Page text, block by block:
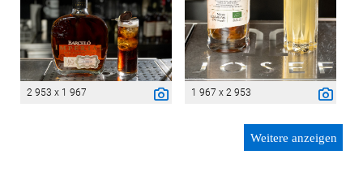
2 953 x 1 967 1 967 x 2 953
Weitere anzeigen